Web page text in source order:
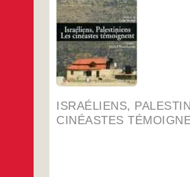
ISRAÉLIENS,
CINÉASTES
Postface de